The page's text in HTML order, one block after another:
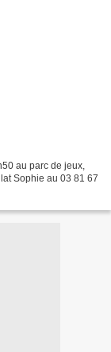
au parc de jeux,
Sophie au 03 81 67